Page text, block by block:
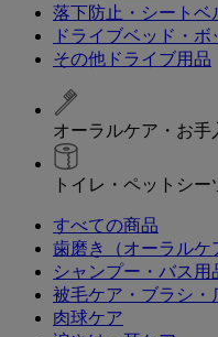
落下防止・シートベ
ドライブベッド・ボ
その他ドライブ用品
オーラルケア・お手
トイレ・ペットシー
すべての商品
歯磨き（オーラルケ
シャンプー・バス用
被毛ケア・ブラシ・
肉球ケア